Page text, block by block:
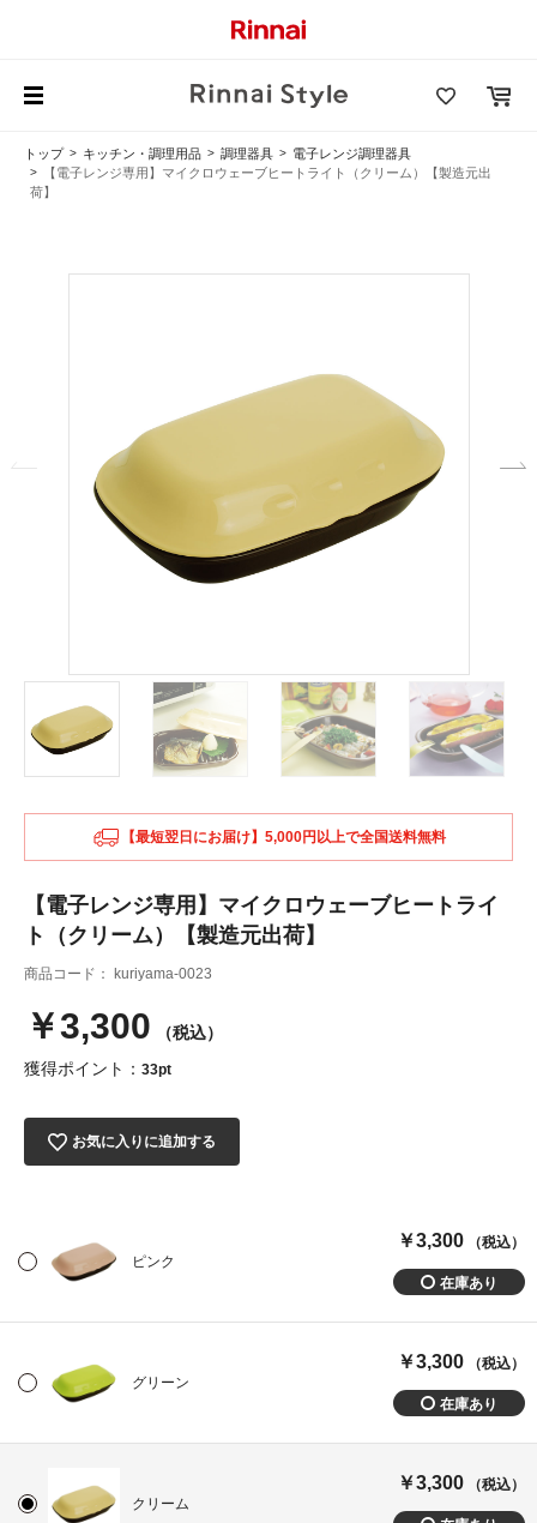
トップ キッチン・調理用品 調理器具
電子レンジ調理器具
【電子レンジ専用】マイクロウェーブヒートライト（クリーム）【製造元出
荷】
【最短翌日にお届け】5,000円以上で全国送料無料
【電子レンジ専用】マイクロウェーブヒートライ
ト（クリーム）【製造元出荷】
商品コード： kuriyama-0023
￥3,300 （税込）
獲得ポイント： 33pt
お気に入りに追加する
ピンク
￥3,300 （税込）
グリーン
￥3,300 （税込）
クリーム
￥3,300 （税込）